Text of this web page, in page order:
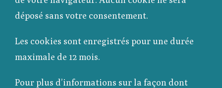
déposé sans votre consentement.
Les cookies sont enregistrés pour une durée
maximale de 12mois.
Pour plus d’informations sur la façon dont